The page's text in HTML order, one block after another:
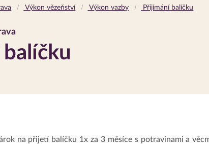
Výkon vězeňství Výkon vazby Přijímání balíčku
na přijetí balíčku 1x za 3 měsíce s potravinami a